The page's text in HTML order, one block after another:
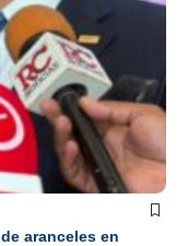
aranceles en